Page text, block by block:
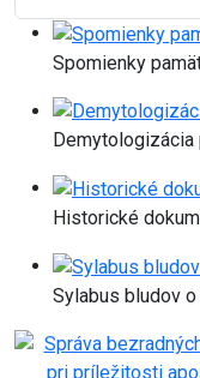
Spomienky
Demytologizácia
Historické
Sylabus bludov